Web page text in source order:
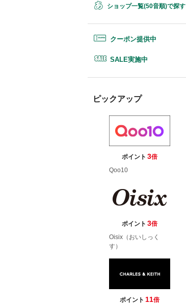
ショップ一覧(50音順)で探す
クーポン提供中
SALE実施中
ピックアップ
ポイント 3倍
Qoo10
ポイント 3倍
Oisix（おいしっく
す）
ポイント 11倍